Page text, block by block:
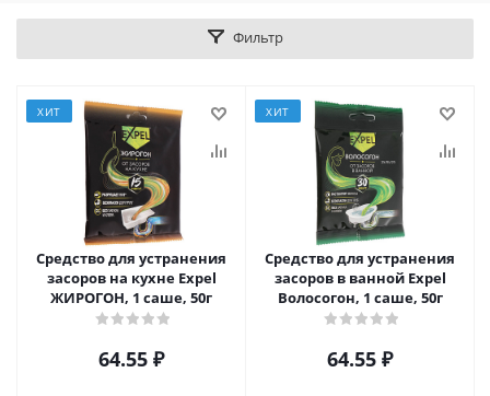
Фильтр
ХИТ
Средство для устранения
засоров на кухне Expel
ЖИРОГОН, 1 саше, 50г
64.55 ₽
ХИТ
Средство для устранения
засоров в ванной Expel
Волосогон, 1 саше, 50г
64.55 ₽